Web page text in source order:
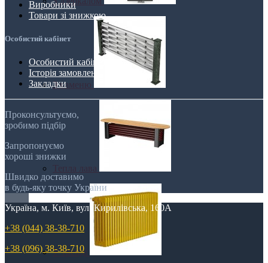
З каменю
У тренді
Виробники
Товари зі знижкою
Особистий кабінет
Особистий кабінет
Історія замовлень
Закладки
Проконсультуємо,
зробимо підбір
Запропонуємо
хороші знижки
Швидко доставимо
в будь-яку точку України
Україна, м. Київ, вул. Кирилівська, 160А
+38 (044) 38-38-710
+38 (096) 38-38-710